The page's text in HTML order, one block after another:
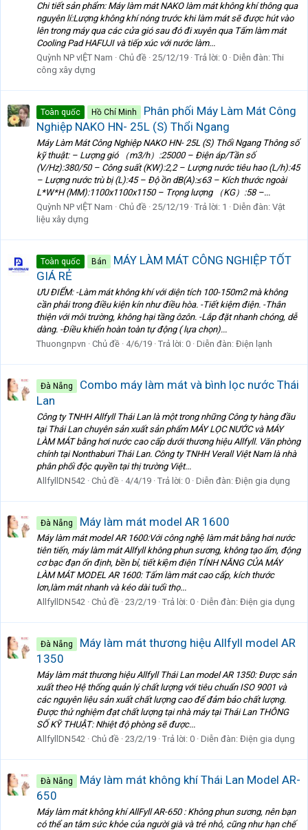
Chi tiết sản phẩm: Máy làm mát NAKO làm mát không khí thông qua
nguyên lí:Lượng không khí nóng trước khi làm mát sẽ được hút vào
lên trong máy qua các cửa gió sau đó đi xuyên qua Tấm làm mát
Cooling Pad HAFUJI và tiếp xúc với nước làm...
Quỳnh NP vIỆT Nam
Chủ đề 25/12/19 Trả lời: 0 Diễn đàn: Thi
công xây dựng
Toàn quốc Hồ Chí Minh
Phân phối Máy Làm Mát Công
Nghiệp NAKO HN- 25L (S) Thổi Ngang
Máy Làm Mát Công Nghiệp NAKO HN- 25L (S) Thổi Ngang Thông số
kỹ thuật: – Lượng gió （m3/h）:25000 – Điện áp/Tần số
(V/Hz):380/50 – Công suất (KW):2,2 – Lượng nước tiêu hao (L/h):45
– Lượng nước trù bị (L):45 – Độ ồn dB(A):≤63 – Kích thước ngoài
L*W*H (MM):1100x1100x1150 – Trọng lượng （KG）:58 –...
Quỳnh NP vIỆT Nam
Chủ đề 25/12/19 Trả lời: 1 Diễn đàn: Vật
liệu xây dựng
Toàn quốc Bán
MÁY LÀM MÁT CÔNG NGHIỆP TỐT
GIÁ RẺ
ƯU ĐIỂM: -Làm mát không khí với diện tích 100-150m2 mà không
cần phải trong điều kiện kín như điều hòa. -Tiết kiệm điện. -Thân
thiện với môi trường, không hại tầng ôzôn. -Lắp đặt nhanh chóng, dễ
dàng. -Điều khiển hoàn toàn tự động ( lựa chọn)...
Thuongnpvn
Chủ đề 4/6/19 Trả lời: 0 Diễn đàn: Điện lạnh
Đà Nẵng
Combo máy làm mát và bình lọc nước Thái
Lan
Công ty TNHH Allfyll Thái Lan là một trong những Công ty hàng đầu
tại Thái Lan chuyên sản xuất sản phẩm MÁY LỌC NƯỚC và MÁY
LÀM MÁT bằng hơi nước cao cấp dưới thương hiệu Allfyll. Văn phòng
chính tại Nonthaburi Thái Lan. Công ty TNHH Verall Việt Nam là nhà
phân phối độc quyền tại thị trường Việt...
AllfyllDN542 Chủ đề 4/4/19 Trả lời: 0 Diễn đàn: Điện gia dụng
Đà Nẵng Máy làm mát model AR 1600
Máy làm mát model AR 1600:Với công nghệ làm mát bằng hơi nước
tiên tiến, máy làm mát Allfyll không phun sương, không tạo ẩm, động
cơ bạc đạn ổn định, bền bỉ, tiết kiệm điện TÍNH NĂNG CỦA MÁY
LÀM MÁT MODEL AR 1600: Tấm làm mát cao cấp, kích thước
lơn,làm mát nhanh và kéo dài tuổi thọ...
AllfyllDN542 Chủ đề 23/2/19 Trả lời: 0 Diễn đàn: Điện gia dụng
Đà Nẵng
Máy làm mát thương hiệu Allfyll model AR
1350
Máy làm mát thương hiệu Allfyll Thái Lan model AR 1350: Được sản
xuất theo Hệ thống quản lý chất lượng với tiêu chuẩn ISO 9001 và
các nguyên liệu sản xuất chất lượng cao để đảm bảo chất lượng.
Được thử nghiệm đạt chất lượng tại nhà máy tại Thái Lan THÔNG
SỐ KỸ THUẬT: Nhiệt độ phòng sẽ được...
AllfyllDN542 Chủ đề 23/2/19 Trả lời: 0 Diễn đàn: Điện gia dụng
Đà Nẵng
Máy làm mát không khí Thái Lan Model AR-
650
Máy làm mát không khí AllFyll AR-650 : Không phun sương, nên bạn
có thể an tâm sức khỏe của người già và trẻ nhỏ, cũng như hạn chế